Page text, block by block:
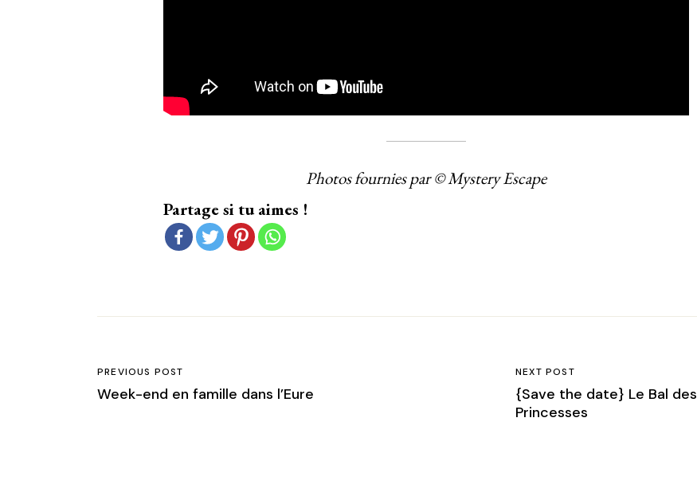
Photos fournies par © Mystery Escape
Partage si tu aimes !
PREVIOUS POST
Week-end en famille dans l’Eure
NEXT POST
{Save the date} Le Bal des
Princesses